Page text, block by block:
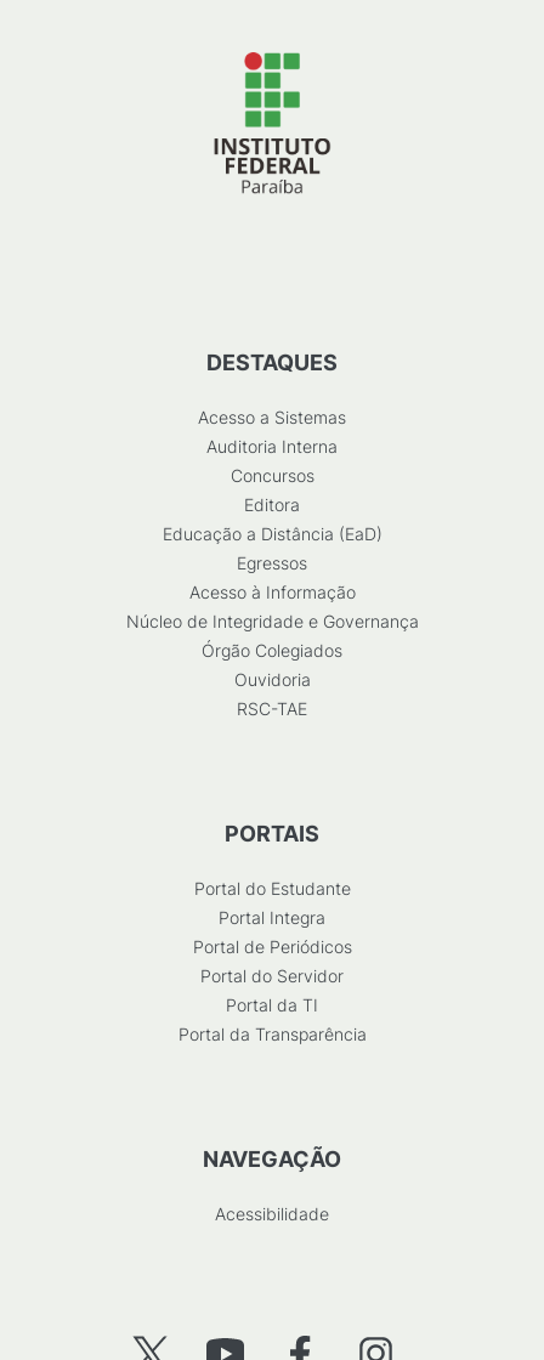
DESTAQUES
Acesso a Sistemas
Auditoria Interna
Concursos
Editora
Educação a Distância (EaD)
Egressos
Acesso à Informação
Núcleo de Integridade e Governança
Órgão Colegiados
Ouvidoria
RSC-TAE
PORTAIS
Portal do Estudante
Portal Integra
Portal de Periódicos
Portal do Servidor
Portal da TI
Portal da Transparência
NAVEGAÇÃO
Acessibilidade